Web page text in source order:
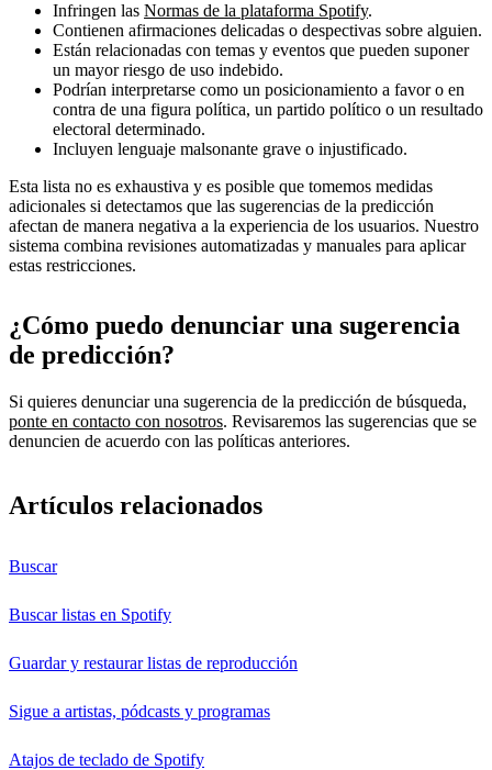
Infringen las Normas de la plataforma Spotify.
Contienen afirmaciones delicadas o despectivas sobre alguien.
Están relacionadas con temas y eventos que pueden suponer
un mayor riesgo de uso indebido.
Podrían interpretarse como un posicionamiento a favor o en
contra de una figura política, un partido político o un resultado
electoral determinado.
Incluyen lenguaje malsonante grave o injustificado.
Esta lista no es exhaustiva y es posible que tomemos medidas
adicionales si detectamos que las sugerencias de la predicción
afectan de manera negativa a la experiencia de los usuarios. Nuestro
sistema combina revisiones automatizadas y manuales para aplicar
estas restricciones.
¿Cómo puedo denunciar una sugerencia
de predicción?
Si quieres denunciar una sugerencia de la predicción de búsqueda,
ponte en contacto con nosotros. Revisaremos las sugerencias que se
denuncien de acuerdo con las políticas anteriores.
Artículos relacionados
Buscar
Buscar listas en Spotify
Guardar y restaurar listas de reproducción
Sigue a artistas, pódcasts y programas
Atajos de teclado de Spotify